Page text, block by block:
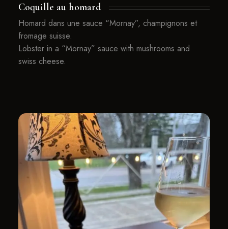
Coquille au homard
Homard dans une sauce “Mornay”, champignons et
fromage suisse.
Lobster in a “Mornay” sauce with mushrooms and
swiss cheese.